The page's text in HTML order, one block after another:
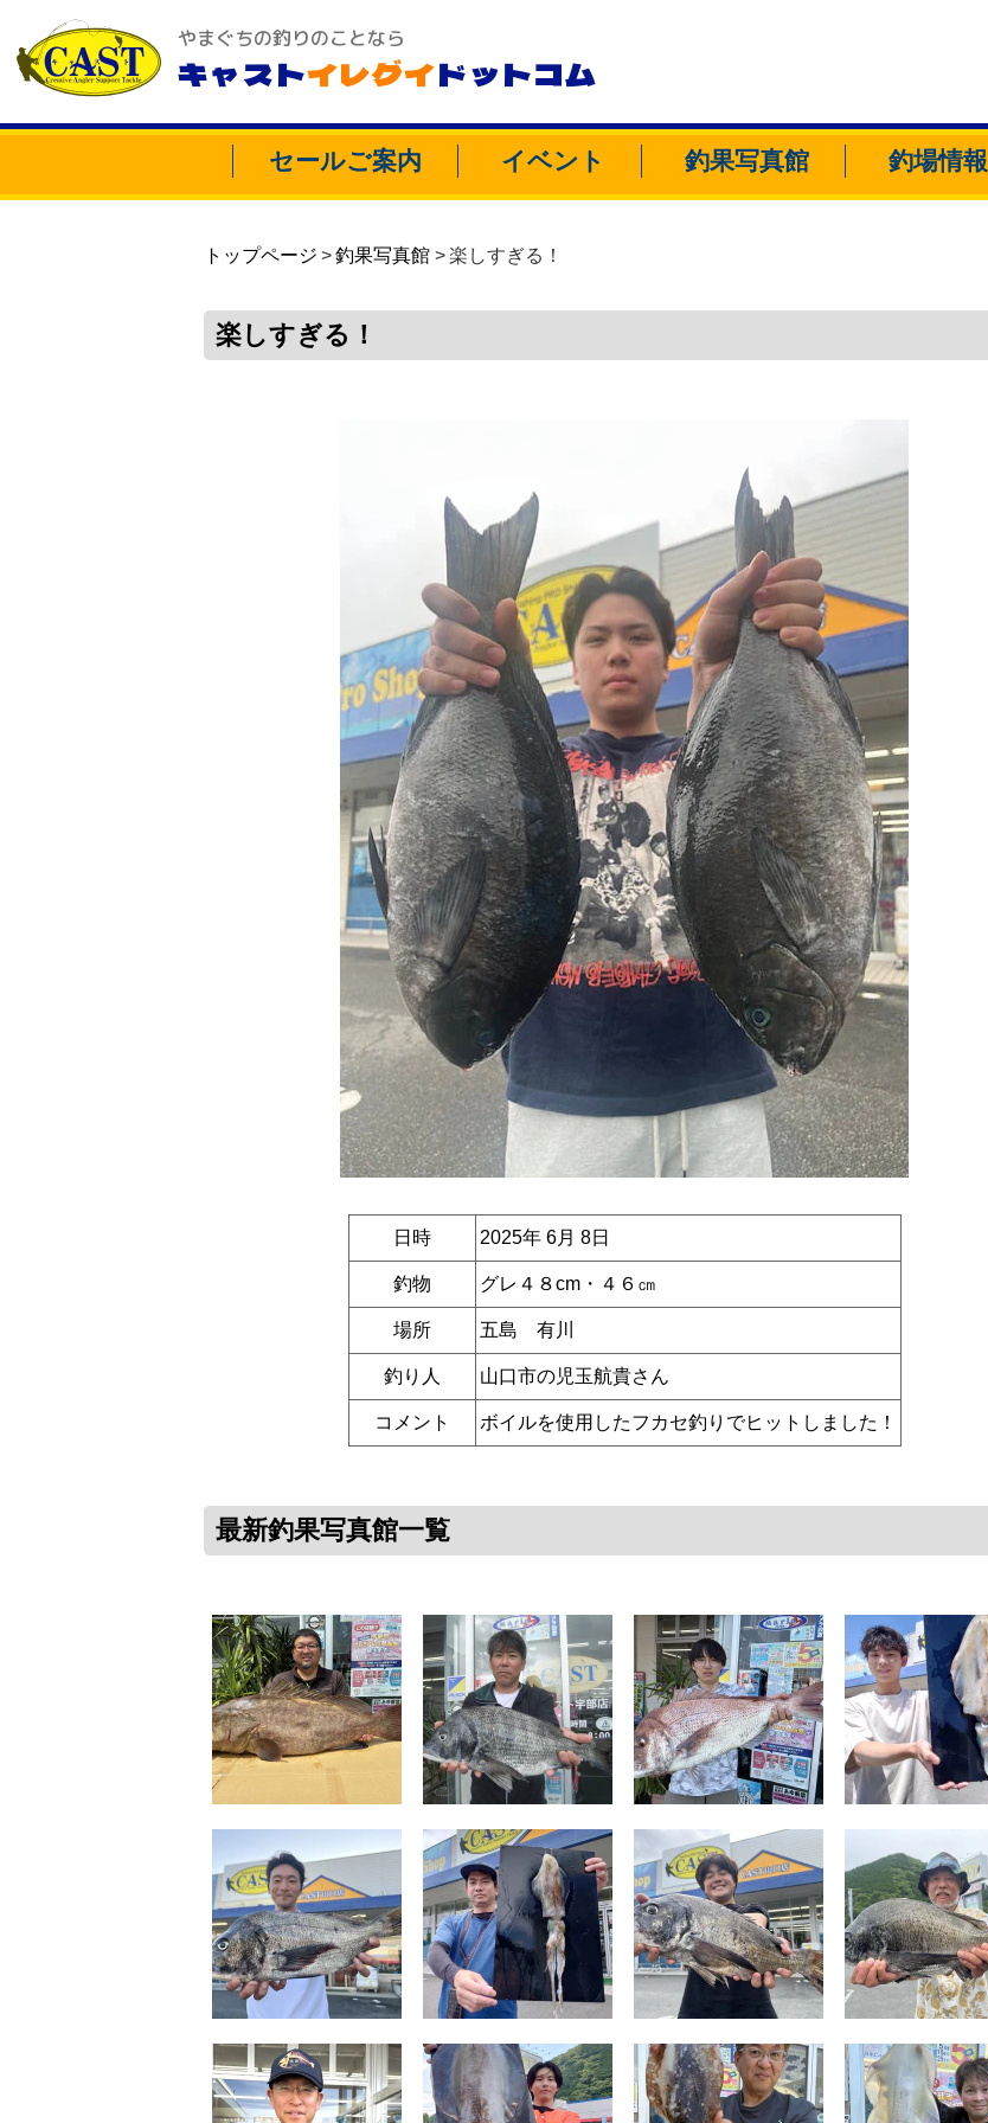
やまぐちの釣りのことなら
キャストイレグイドットコム
セールご案内 イベント 釣果写真館 釣場情報
トップページ 釣果写真館 楽しすぎる！
楽しすぎる！
日時 2025年 6月 8日
釣物 グレ４８cm・４６㎝
場所 五島 有川
釣り人 山口市の児玉航貴さん
コメント ボイルを使用したフカセ釣りでヒットしました！
最新釣果写真館一覧